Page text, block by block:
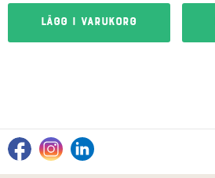
Lägg i varukorg